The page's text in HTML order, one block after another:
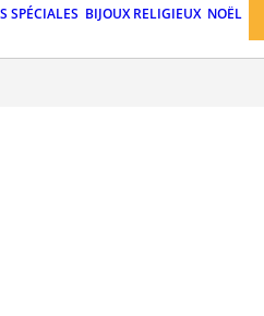
SPÉCIALES BIJOUX RELIGIEUX NOËL